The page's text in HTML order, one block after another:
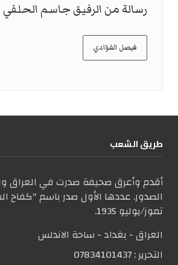
رسالة من الرفيق جاسم الحلفي
فيصل الفؤادي
طریق الشعب
أقدم وأعرق صحيفة صدرت في العراق
تموز/يوليو 1935.
العراق - بغداد - ساحة الاندلس
التحریر :07834101437